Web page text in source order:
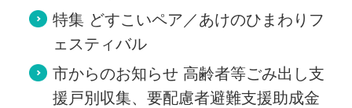
特集 どすこいペア／あけのひまわりフ
ェスティバル
市からのお知らせ 高齢者等ごみ出し支
援戸別収集、要配慮者避難支援助成金